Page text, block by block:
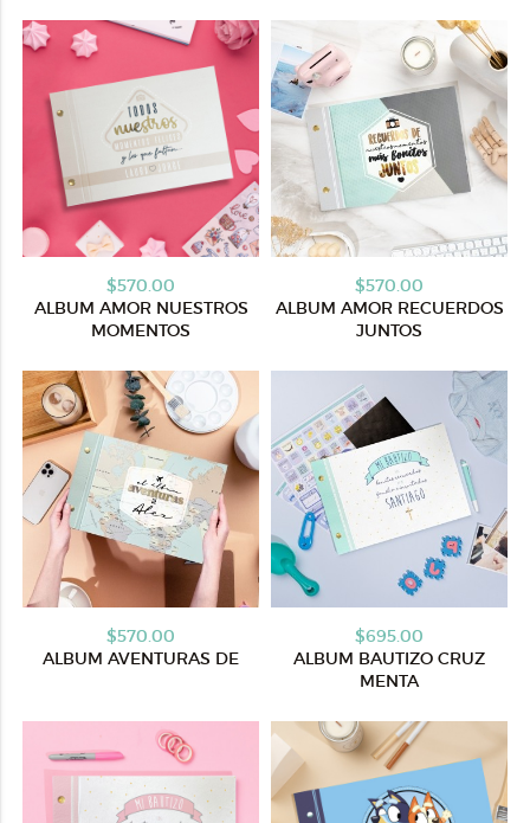
$570.00
ALBUM AMOR NUESTROS
MOMENTOS
$570.00
ALBUM AMOR RECUERDOS
JUNTOS
$570.00
ALBUM AVENTURAS DE
$695.00
ALBUM BAUTIZO CRUZ
MENTA